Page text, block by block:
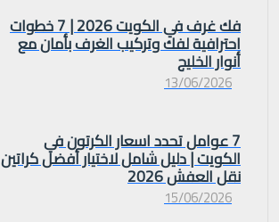
فك غرف في الكويت 2026 | 7 خطوات
احترافية لفك وتركيب الغرف بأمان مع
أنوار الخليج
13/06/2026
7 عوامل تحدد اسعار الكرتون في
الكويت | دليل شامل لاختيار أفضل كراتين
نقل العفش 2026
15/06/2026